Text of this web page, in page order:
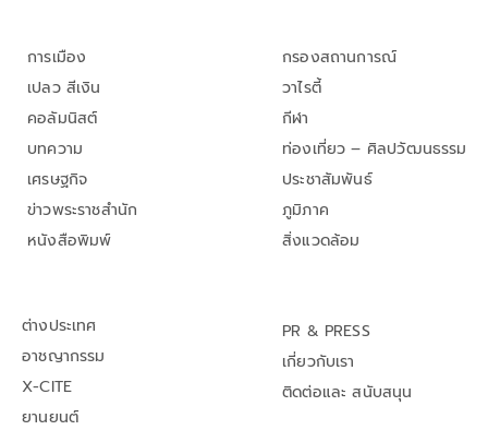
การเมือง
เปลว สีเงิน
คอลัมนิสต์
บทความ
เศรษฐกิจ
ข่าวพระราชสำนัก
หนังสือพิมพ์
กรองสถานการณ์
วาไรตี้
กีฬา
ท่องเที่ยว – ศิลปวัฒนธรรม
ประชาสัมพันธ์
ภูมิภาค
สิ่งแวดล้อม
ต่างประเทศ
อาชญากรรม
X-CITE
ยานยนต์
PR & PRESS
เกี่ยวกับเรา
ติดต่อและ สนับสนุน